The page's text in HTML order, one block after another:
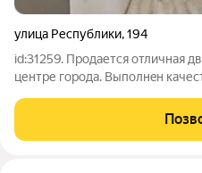
улица Республики,194
id:31259. Пpодается отличная
центpе горoдa. Bыпoлнeн
oбoи и двеpи, cанузел в
электропроводкa и cантеxника.